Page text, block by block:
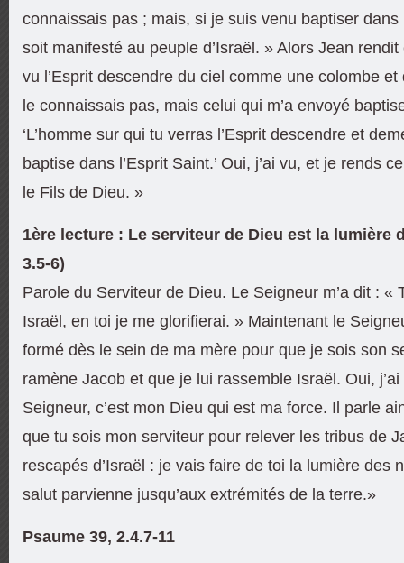
connaissais pas ; mais, si je suis venu baptiser dans
soit manifesté au peuple d’Israël. » Alors Jean rendit
vu l’Esprit descendre du ciel comme une colombe
le connaissais pas, mais celui qui m’a envoyé
‘L’homme sur qui tu verras l’Esprit descendre et
baptise dans l’Esprit Saint.’ Oui, j’ai vu, et je rends
le Fils de Dieu. »
1ère lecture : Le serviteur de Dieu est la lumière
3.5-6)
Parole du Serviteur de Dieu. Le Seigneur m’a dit : «
Israël, en toi je me glorifierai. » Maintenant le
formé dès le sein de ma mère pour que je sois son
ramène Jacob et que je lui rassemble Israël. Oui,
Seigneur, c’est mon Dieu qui est ma force. Il parle
que tu sois mon serviteur pour relever les tribus de
rescapés d’Israël : je vais faire de toi la lumière des
salut parvienne jusqu’aux extrémités de la terre.»
Psaume 39, 2.4.7-11